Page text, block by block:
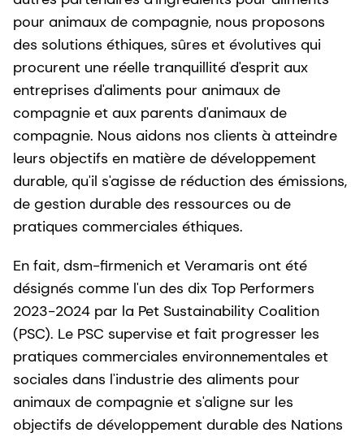
pour animaux de compagnie, nous proposons
des solutions éthiques, sûres et évolutives qui
procurent une réelle tranquillité d'esprit aux
entreprises d'aliments pour animaux de
compagnie et aux parents d'animaux de
compagnie. Nous aidons nos clients à atteindre
leurs objectifs en matière de développement
durable, qu'il s'agisse de réduction des émissions,
de gestion durable des ressources ou de
pratiques commerciales éthiques.
En fait, dsm-firmenich et Veramaris ont été
désignés comme l'un des dix Top Performers
2023-2024 par la Pet Sustainability Coalition
(PSC). Le PSC supervise et fait progresser les
pratiques commerciales environnementales et
sociales dans l'industrie des aliments pour
animaux de compagnie et s'aligne sur les
objectifs de développement durable des Nations